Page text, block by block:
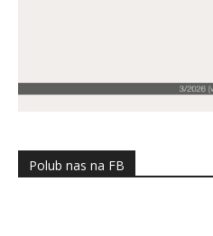
Polub nas na FB